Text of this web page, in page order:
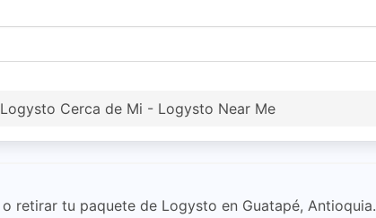
Logysto Cerca de Mi - Logysto Near Me
o retirar tu paquete de Logysto en Guatapé, Antioquia.